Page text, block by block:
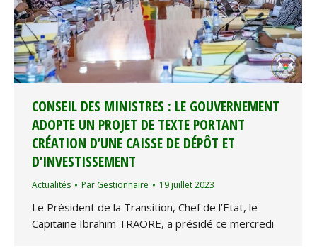
CONSEIL DES MINISTRES : LE GOUVERNEMENT
ADOPTE UN PROJET DE TEXTE PORTANT
CRÉATION D’UNE CAISSE DE DÉPÔT ET
D’INVESTISSEMENT
Actualités Par Gestionnaire 19 juillet 2023
Le Président de la Transition, Chef de l’Etat, le
Capitaine Ibrahim TRAORE, a présidé ce mercredi